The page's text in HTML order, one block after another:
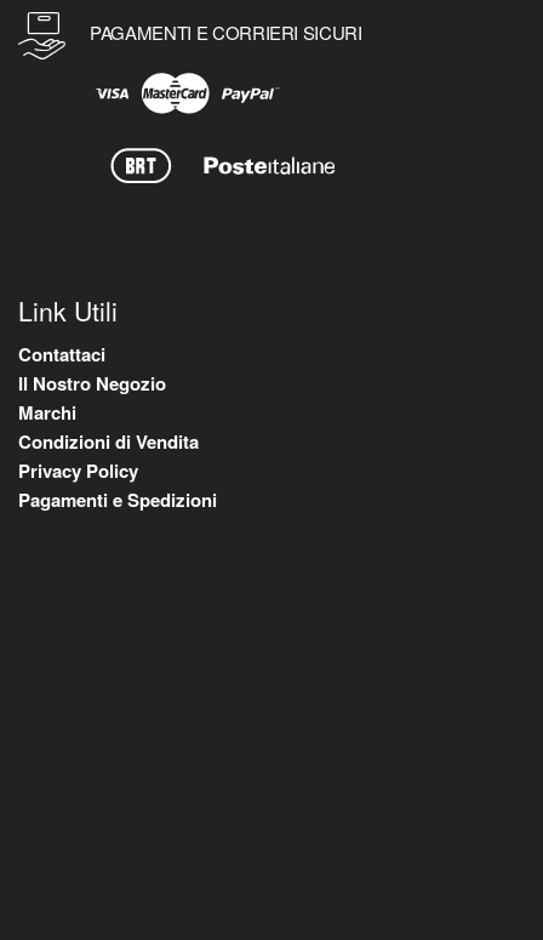
PAGAMENTI E CORRIERI SICURI
Link Utili
Contattaci
Il Nostro Negozio
Marchi
Condizioni di Vendita
Privacy Policy
Pagamenti e Spedizioni